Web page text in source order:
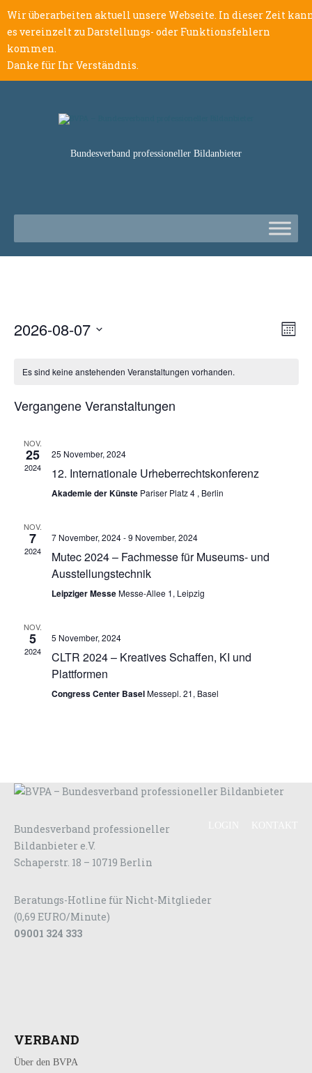
Wir überarbeiten aktuell unsere Webseite. In dieser Zeit
es vereinzelt zu Darstellungs- oder Funktionsfehlern
kommen.
Danke für Ihr Verständnis.
Bundesverband professioneller Bildanbieter
Monat
2026-08-07
Es sind keine anstehenden Veranstaltungen vorhanden.
Vergangene Veranstaltungen
NOV.
25
2024
25 November, 2024
12. Internationale Urheberrechtskonferenz
Akademie der Künste Pariser Platz 4 , Berlin
NOV.
7
2024
7 November, 2024-9 November, 2024
Mutec 2024 – Fachmesse für Museums- und
Ausstellungstechnik
Leipziger MesseMesse-Allee 1, Leipzig
NOV.
5
2024
5 November, 2024
CLTR 2024 – Kreatives Schaffen, KI und
Plattformen
Congress Center BaselMessepl. 21, Basel
Bundesverband professioneller
Bildanbieter e.V.
Schaperstr. 18 – 10719 Berlin
Beratungs-Hotline für Nicht-Mitglieder
(0,69 EURO/Minute)
09001 324 333
VERBAND
Über den BVPA